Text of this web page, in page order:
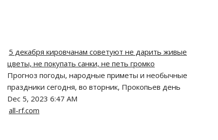
5 декабря кировчанам советуют не дарить живые
цветы, не покупать санки, не петь громко
Прогноз погоды, народные приметы и необычные
праздники сегодня, во вторник, Прокопьев день
Dec 5, 2023 6:47 AM
all-rf.com